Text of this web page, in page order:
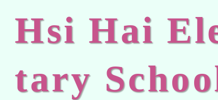
Hsi Hai
tary